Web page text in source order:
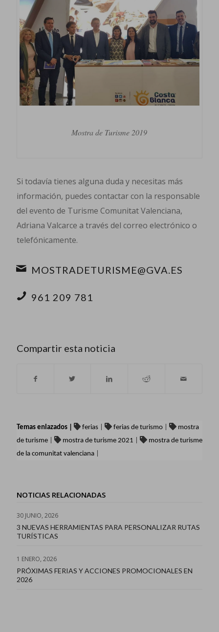
Mostra de Turisme 2019
Si todavía tienes alguna duda y necesitas más
información, puedes contactar con la responsable
del evento de Turisme Comunitat Valenciana,
Adriana Valcarce a través del correo electrónico o
telefónicamente.
MOSTRADETURISME@GVA.ES
961 209 781
Compartir esta noticia
Temas enlazados | ferias ferias de turismo
mostra
de turisme
mostra de turisme 2021
mostra de turisme
de la comunitat valenciana
NOTICIAS RELACIONADAS
30 JUNIO, 2026
3 NUEVAS HERRAMIENTAS PARA PERSONALIZAR RUTAS
TURÍSTICAS
1 ENERO, 2026
PRÓXIMAS FERIAS Y ACCIONES PROMOCIONALES EN
2026